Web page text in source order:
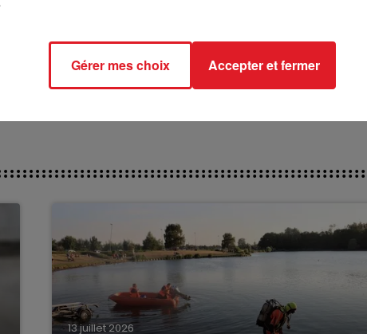
13 juillet 2026
Gérer mes choix Accepter et fermer